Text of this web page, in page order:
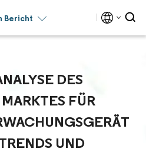
Bericht
DES E
FÜR P
UND P